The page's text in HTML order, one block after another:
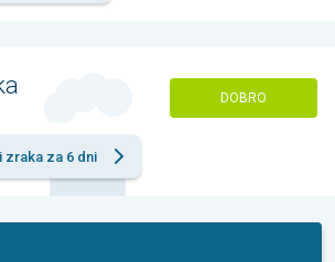
DOBRO
zraka za 6 dni